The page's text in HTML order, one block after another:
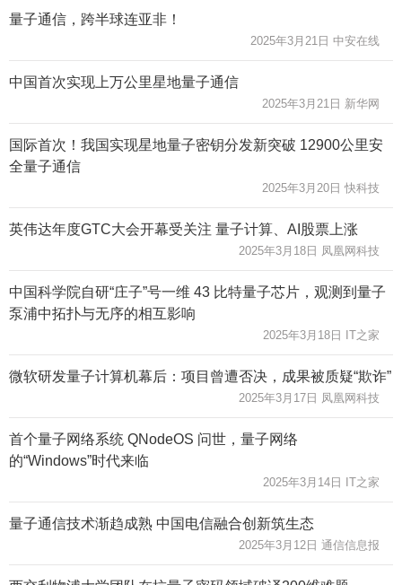
量子通信，跨半球连亚非！
2025年3月21日 中安在线
中国首次实现上万公里星地量子通信
2025年3月21日 新华网
国际首次！我国实现星地量子密钥分发新突破 12900公里安
全量子通信
2025年3月20日 快科技
英伟达年度GTC大会开幕受关注 量子计算、AI股票上涨
2025年3月18日 凤凰网科技
中国科学院自研“庄子”号一维 43 比特量子芯片，观测到量子
泵浦中拓扑与无序的相互影响
2025年3月18日 IT之家
微软研发量子计算机幕后：项目曾遭否决，成果被质疑“欺诈”
2025年3月17日 凤凰网科技
首个量子网络系统 QNodeOS 问世，量子网络
的“Windows”时代来临
2025年3月14日 IT之家
量子通信技术渐趋成熟 中国电信融合创新筑生态
2025年3月12日 通信信息报